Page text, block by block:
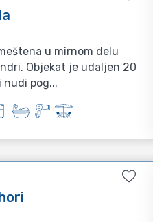
u mirnom delu
Objekat je udaljen 20
nudi pog...